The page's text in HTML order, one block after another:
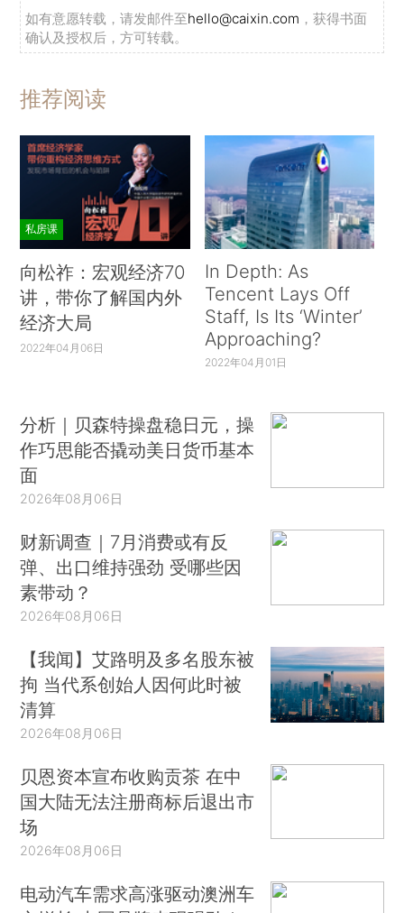
如有意愿转载，请发邮件至hello@caixin.com ，获得书面
确认及授权后，方可转载。
推荐阅读
私房课
向松祚：宏观经济70
讲，带你了解国内外
经济大局
2022年04月06日
In Depth: As
Tencent Lays Off
Staff, Is Its ‘Winter’
Approaching?
2022年04月01日
分析｜贝森特操盘稳日元，操
作巧思能否撬动美日货币基本
面
2026年08月06日
财新调查｜7月消费或有反
弹、出口维持强劲 受哪些因
素带动？
2026年08月06日
【我闻】艾路明及多名股东被
拘 当代系创始人因何此时被
清算
2026年08月06日
贝恩资本宣布收购贡茶 在中
国大陆无法注册商标后退出市
场
2026年08月06日
电动汽车需求高涨驱动澳洲车